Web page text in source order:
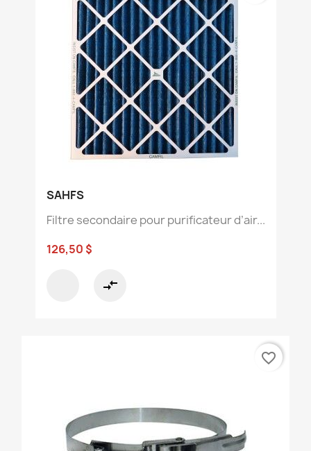
SAHFS
Filtre secondaire pour purificateur d’air...
126,50 $
compare_arrows
favorite_border